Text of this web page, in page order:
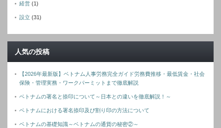
経営 (1)
設立 (31)
人気の投稿
【2026年最新版】ベトナム人事労務完全ガイド労務費推移・最低賃金・社会
保険・管理実務・ワークパーミットまで徹底解説
ベトナムの署名と捺印について～日本との違いを徹底解説！～
ベトナムにおける署名捺印及び割り印の方法について
ベトナムの基礎知識～ベトナムの通貨の秘密②～